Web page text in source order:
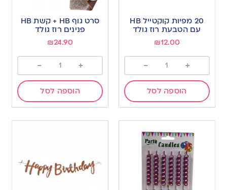
to
wishlist
20 מפיות קוקטייל HB
עם הטבעת רוז גולד
₪12.00
+
-
הוספה לסל
Add
to
wishlist
סרט גוף HB + קשת HB
פנינים רוז גולד
₪24.90
+
-
הוספה לסל